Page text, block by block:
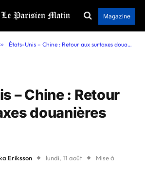
Magazine
» États-Unis – Chine : Retour aux surtaxes douanières XXL
– Chine : Retour
douanières
Eriksson lundi, 11 août Mise à